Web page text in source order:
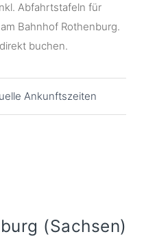
Abfahrtstafeln für
Bahnhof Rothenburg.
buchen.
Ankunftszeiten
(Sachsen)